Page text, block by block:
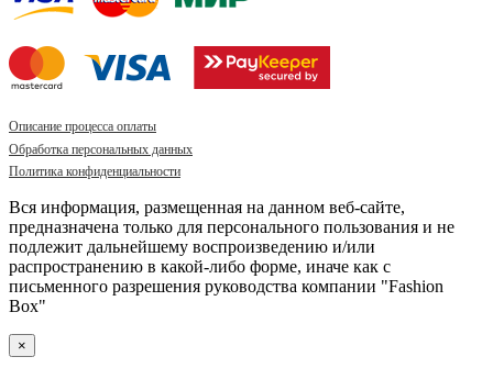
Описание процесса оплаты
Обработка персональных данных
Политика конфиденциальности
Вся информация, размещенная на данном веб-сайте,
предназначена только для персонального пользования и не
подлежит дальнейшему воспроизведению и/или
распространению в какой-либо форме, иначе как с
письменного разрешения руководства компании "Fashion
Box"
×